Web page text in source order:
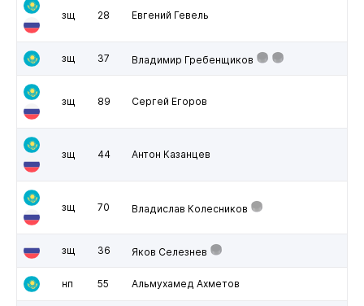
зщ 28 Евгений Гевель
зщ 37 Владимир Гребенщиков
зщ 89 Сергей Егоров
зщ 44 Антон Казанцев
зщ 70 Владислав Колесников
зщ 36 Яков Селезнев
нп 55 Альмухамед Ахметов